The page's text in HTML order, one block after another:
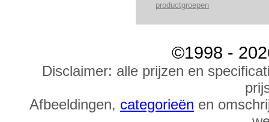
productgroepen
©1998 -
Disclaimer: alle prijzen en
Afbeeldingen, categorieën en